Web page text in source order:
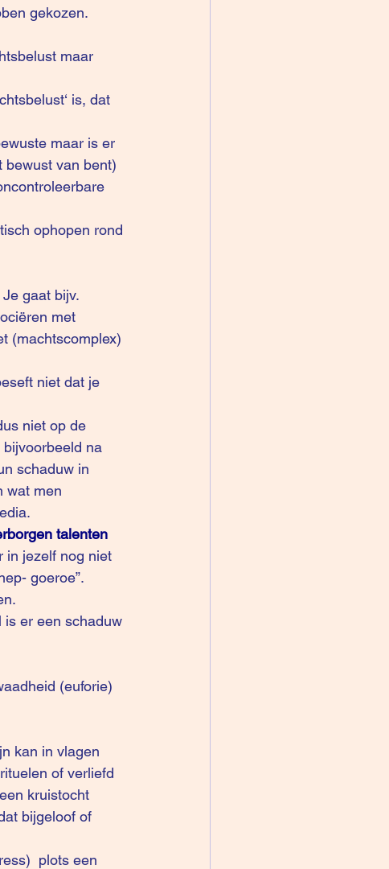
gekozen.
maar
is, dat
maar is er
bewust van bent)
gaat bijv.
met
(machtscomplex)
niet dat je
niet op de
na
schaduw in
wat men
talenten
in jezelf nog niet
goeroe”.
is er een schaduw
kan in vlagen
of verliefd
kruistocht
bijgeloof of
plots een